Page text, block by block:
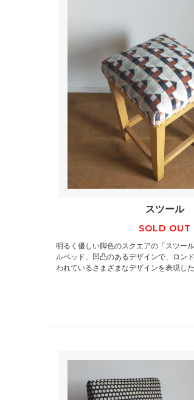
スツール
SOLD OUT
明るく優しい脚色のスクエアの「スツー
ルベッド、凹凸のあるデザインで、ロン
われているさまざまなデザインを表現し